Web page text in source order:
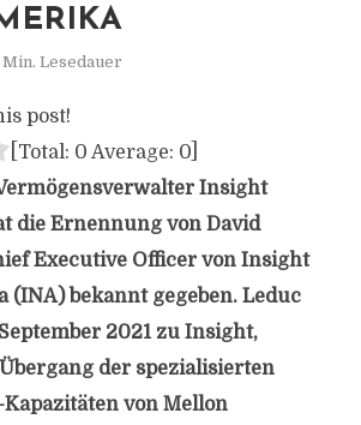
Min. Lesedauer
post!
[Total: 0 Average: 0]
Insight
die Ernennung von David
Executive Officer von Insight
(INA) bekannt gegeben. Leduc
2021 zu Insight,
der spezialisierten
von Mellon